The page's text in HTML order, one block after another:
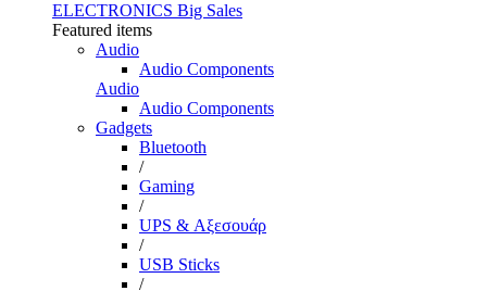
ELECTRONICS Big Sales
Featured items
Audio
Audio Components
Audio
Audio Components
Gadgets
Bluetooth
/
Gaming
/
UPS & Αξεσουάρ
/
USB Sticks
/